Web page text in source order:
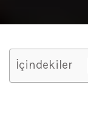
İçindekiler